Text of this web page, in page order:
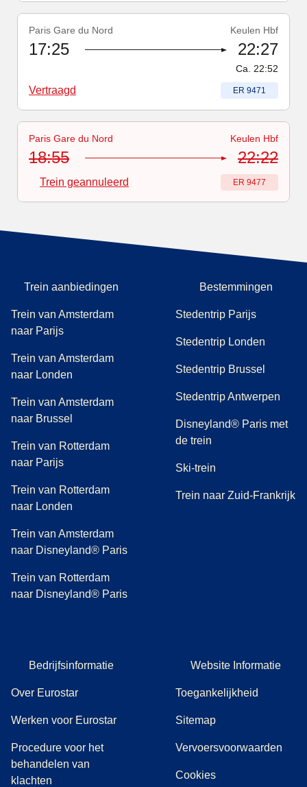
Vertraagd
Paris Gare du Nord Keulen Hbf
17:25 22:27
Ca. 22:52
Vertraagd Treinnummer
ER 9471
Trein geannuleerd
Paris Gare du Nord Keulen Hbf
18:55 22:22
Trein geannuleerd Treinnummer
ER 9477
Trein aanbiedingen
Trein van Amsterdam
naar Parijs
Trein van Amsterdam
naar Londen
Trein van Amsterdam
naar Brussel
Trein van Rotterdam
naar Parijs
Trein van Rotterdam
naar Londen
Trein van Amsterdam
naar Disneyland® Paris
Trein van Rotterdam
naar Disneyland® Paris
Bestemmingen
Stedentrip Parijs
Stedentrip Londen
Stedentrip Brussel
Stedentrip Antwerpen
Disneyland® Paris met
de trein
Ski-trein
Trein naar Zuid-Frankrijk
Bedrijfsinformatie
Over Eurostar
Werken voor Eurostar
Procedure voor het
behandelen van
klachten
Website Informatie
Toegankelijkheid
Sitemap
Vervoersvoorwaarden
Cookies